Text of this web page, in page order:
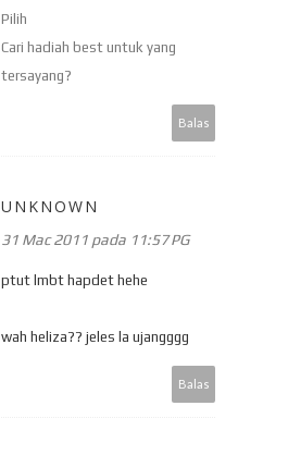
Pilih
Cari hadiah best untuk yang
tersayang?
Balas
UNKNOWN
31 Mac 2011 pada 11:57 PG
ptut lmbt hapdet hehe
wah heliza?? jeles la ujangggg
Balas